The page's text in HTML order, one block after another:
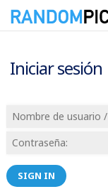
Iniciar sesión
SIGN IN